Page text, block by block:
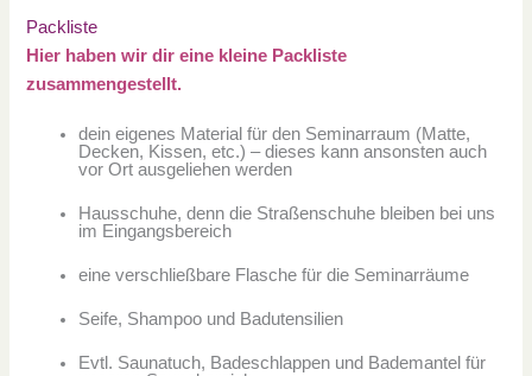
Packliste
Hier haben wir dir eine kleine Packliste
zusammengestellt.
dein eigenes Material für den Seminarraum (Matte,
Decken, Kissen, etc.) – dieses kann ansonsten auch
vor Ort ausgeliehen werden
Hausschuhe, denn die Straßenschuhe bleiben bei uns
im Eingangsbereich
eine verschließbare Flasche für die Seminarräume
Seife, Shampoo und Badutensilien
Evtl. Saunatuch, Badeschlappen und Bademantel für